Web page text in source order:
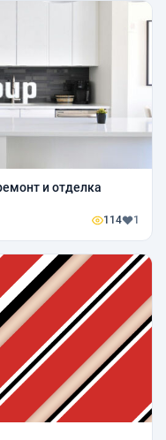
и отделка
114 1